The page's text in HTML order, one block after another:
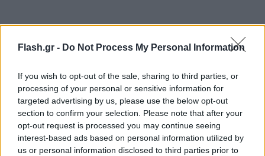
Flash.gr - Do Not Process My Personal Information
If you wish to opt-out of the sale, sharing to third parties, or
processing of your personal or sensitive information for
targeted advertising by us, please use the below opt-out
section to confirm your selection. Please note that after your
opt-out request is processed you may continue seeing
interest-based ads based on personal information utilized by
us or personal information disclosed to third parties prior to